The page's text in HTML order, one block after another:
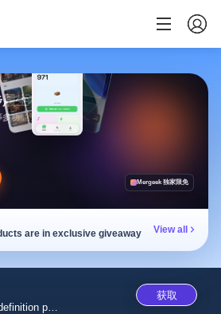
生花
集计步导航白噪音等多功能于一体的健康应用
Mergeek 独家限免
are in exclusive giveaway View all
Combines high-definition photo...
获取